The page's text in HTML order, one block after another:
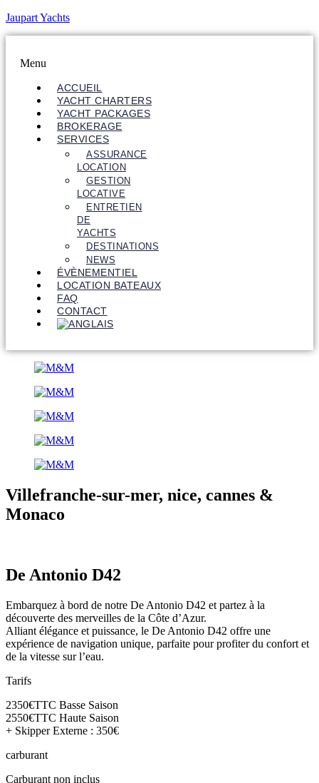
Jaupart Yachts
Menu
ACCUEIL
YACHT CHARTERS
YACHT PACKAGES
BROKERAGE
SERVICES
ASSURANCE
LOCATION
GESTION
LOCATIVE
ENTRETIEN
DE
YACHTS
DESTINATIONS
NEWS
ÉVÈNEMENTIEL
LOCATION BATEAUX
FAQ
CONTACT
Villefranche-sur-mer, nice, cannes &
Monaco
De Antonio D42
Embarquez à bord de notre De Antonio D42 et partez à la
découverte des merveilles de la Côte d’Azur.
Alliant élégance et puissance, le De Antonio D42 offre une
expérience de navigation unique, parfaite pour profiter du confort et
de la vitesse sur l’eau.
Tarifs
2350€TTC Basse Saison
2550€TTC Haute Saison
+ Skipper Externe : 350€
carburant
Carburant non inclus